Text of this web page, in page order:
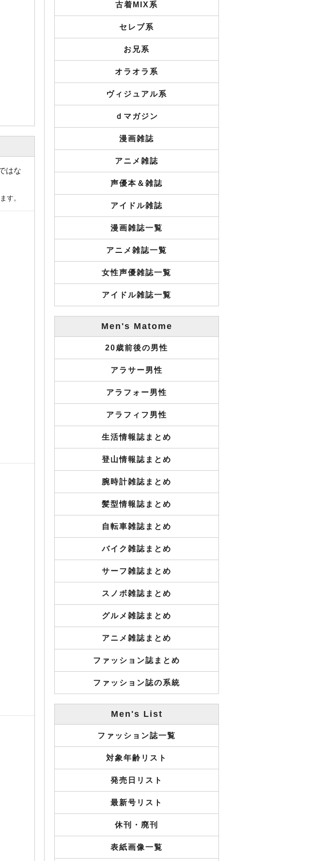
はな
す。
古着MIX系
セレブ系
お兄系
オラオラ系
ヴィジュアル系
ｄマガジン
漫画雑誌
アニメ雑誌
声優本＆雑誌
アイドル雑誌
漫画雑誌一覧
アニメ雑誌一覧
女性声優雑誌一覧
アイドル雑誌一覧
Men's Matome
20歳前後の男性
アラサー男性
アラフォー男性
アラフィフ男性
生活情報誌まとめ
登山情報誌まとめ
腕時計雑誌まとめ
髪型情報誌まとめ
自転車雑誌まとめ
バイク雑誌まとめ
サーフ雑誌まとめ
スノボ雑誌まとめ
グルメ雑誌まとめ
アニメ雑誌まとめ
ファッション誌まとめ
ファッション誌の系統
Men's List
ファッション誌一覧
対象年齢リスト
発売日リスト
最新号リスト
休刊・廃刊
表紙画像一覧